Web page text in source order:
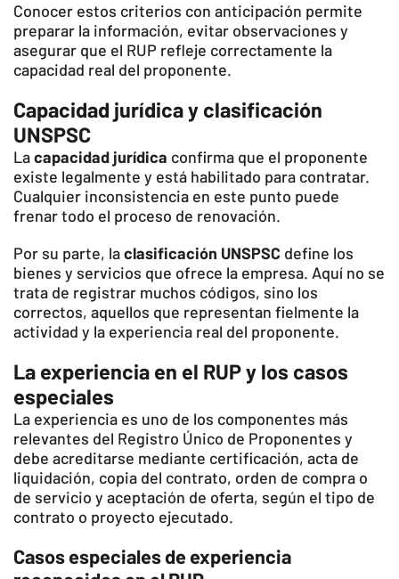
Conocer estos criterios con anticipación permite
preparar la información, evitar observaciones y
asegurar que el RUP refleje correctamente la
capacidad real del proponente.
Capacidad jurídica y clasificación
UNSPSC
Lacapacidad jurídica confirma que el proponente
existe legalmente y está habilitado para contratar.
Cualquier inconsistencia en este punto puede
frenar todo el proceso de renovación.
Por su parte, laclasificación UNSPSC define los
bienes y servicios que ofrece la empresa. Aquí no se
trata de registrar muchos códigos, sino los
correctos, aquellos que representan fielmente la
actividad y la experiencia real del proponente.
La experiencia en el RUP y los casos
especiales
La experiencia es uno de los componentes más
relevantes del Registro Único de Proponentes y
debe acreditarse mediante certificación, acta de
liquidación, copia del contrato, orden de compra o
de servicio y aceptación de oferta, según el tipo de
contrato o proyecto ejecutado.
Casos especiales de experiencia